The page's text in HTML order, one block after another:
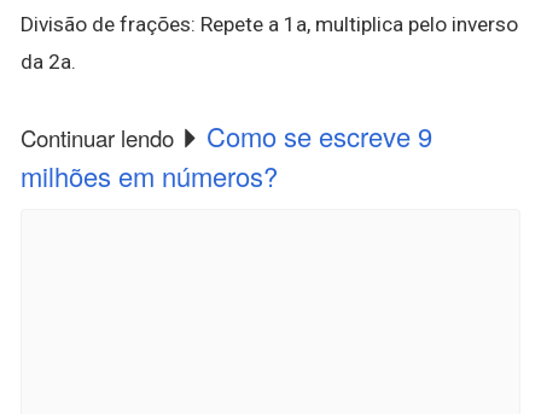
Divisão de frações: Repete a 1a, multiplica pelo inverso
da 2a.
Continuar lendo
Como se escreve 9
milhões em números?